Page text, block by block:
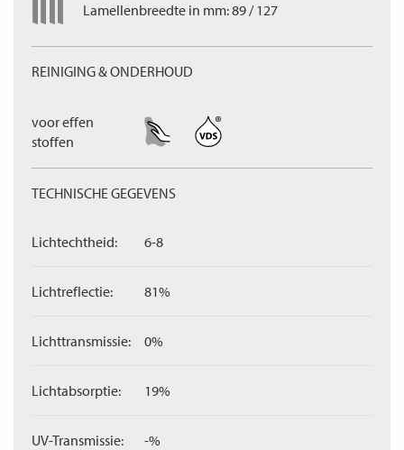
Lamellenbreedte in mm: 89 / 127
REINIGING & ONDERHOUD
voor effen
stoffen
TECHNISCHE GEGEVENS
Lichtechtheid: 6-8
Lichtreflectie: 81%
Lichttransmissie: 0%
Lichtabsorptie: 19%
UV-Transmissie: -%